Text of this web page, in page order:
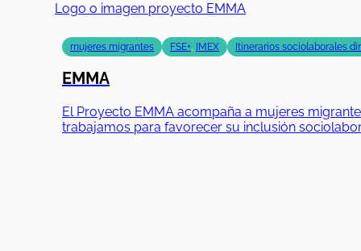
Logo o imagen proyecto EMMA
mujeres migrantes FSE+, IMEX Itinerarios sociolaborales
EMMA
El Proyecto EMMA acompaña a mujeres
trabajamos para favorecer su inclusión